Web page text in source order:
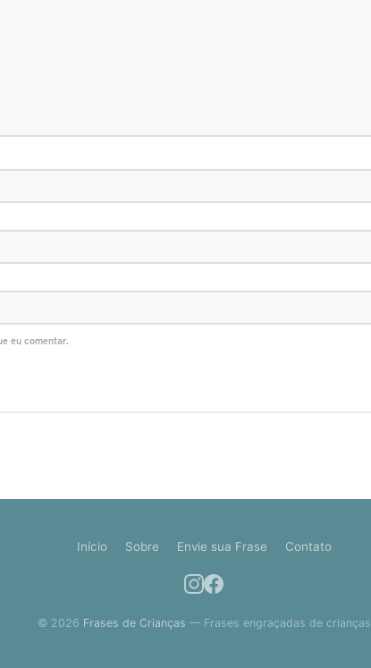
eu comentar.
Início Sobre Envie sua Frase Contato
© 2026 Frases de Crianças — Frases engraçadas de crianças